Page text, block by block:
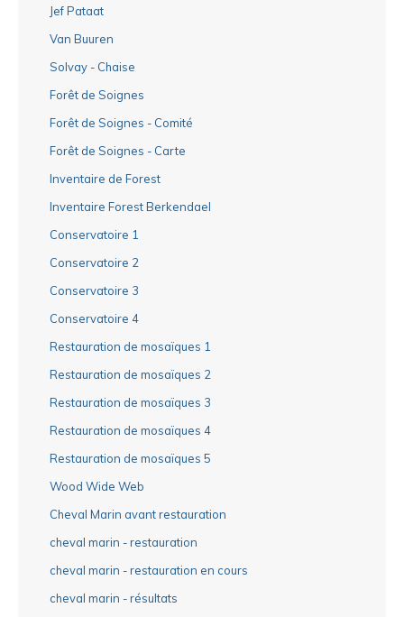
Jef Pataat
Van Buuren
Solvay - Chaise
Forêt de Soignes
Forêt de Soignes - Comité
Forêt de Soignes - Carte
Inventaire de Forest
Inventaire Forest Berkendael
Conservatoire 1
Conservatoire 2
Conservatoire 3
Conservatoire 4
Restauration de mosaïques 1
Restauration de mosaïques 2
Restauration de mosaïques 3
Restauration de mosaïques 4
Restauration de mosaïques 5
Wood Wide Web
Cheval Marin avant restauration
cheval marin - restauration
cheval marin - restauration en cours
cheval marin - résultats